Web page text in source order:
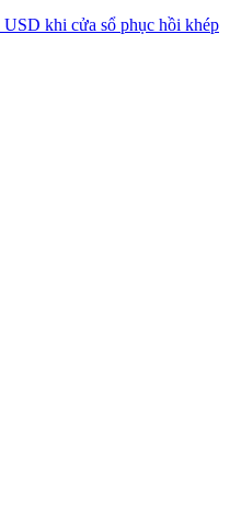
USD khi cửa sổ phục hồi khép